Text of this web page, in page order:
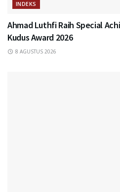
INDEKS
Ahmad Luthfi Raih Special
Kudus Award 2026
8 AGUSTUS 2026